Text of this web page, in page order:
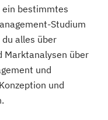
ein bestimmtes
Studium
alles über
Marktanalysen über
und
und